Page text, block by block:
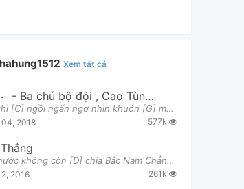
Xem tất cả
Baby - Ba chú bộ đội , Cao Tùng Anh
1. Em lặng im còn anh thì [C] ngồi ngẩn ngơ nhìn khuôn [G] mặt ngây thơ đó Em hững [Am] hờ quá nên
04, 2018 577k
[G] Tôi lớn lên khi đất nước không còn [D] chia Bắc Nam Chẳng biết chiến [C] tranh là gì Chỉ được
2016 261k